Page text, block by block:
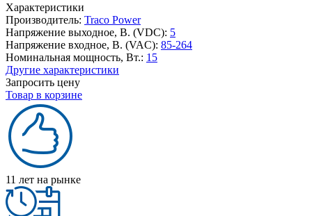
Характеристики
Производитель: Traco Power
Напряжение выходное, В. (VDC): 5
Напряжение входное, В. (VAC): 85-264
Номинальная мощность, Вт.: 15
Другие характеристики
Запросить цену
Товар в корзине
11 лет на рынке